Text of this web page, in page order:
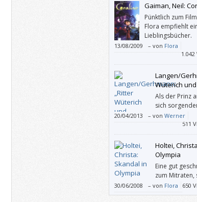
Gaiman, Neil:
Pünktlich zum
Flora empfiehlt
Lieblingsbücher.
13/08/2009 – von Flora
1.042
Langen/
Wüterich
Als der Prinz
sich
empfangen
dass dies nicht sein letztes
gewesen sein kann. Noch
finsteren Wald ein Freund
Drachenkind Borste. Es kann
Annette Langen (die Hase-
paar weitere Wüterich-
Die Geschichte von diesem
ebenso entzückend wie die
Katja Gerhmann.
20/04/2013 – von Werner
511
Holtei,
Olympia
Eine gut
zum Mitraten,
Vorlesen.
Informationen über das alte
30/06/2008 – von Flora 650